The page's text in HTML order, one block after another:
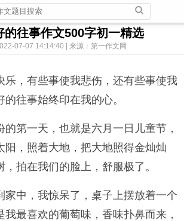
的往事作文500字初一精选
07-07 14:14:40 | 来源：第一作文网
乐，有些事使我悲伤，还有些事使我
往事始终印在我的心。
的第一天，也就是六月一日儿童节，
阳，照着大地，把大地照得金灿灿
拍在我们的脸上，舒服极了。
家中，我惊呆了，桌子上摆放着一个
最喜欢的葡萄味，香味扑鼻而来，